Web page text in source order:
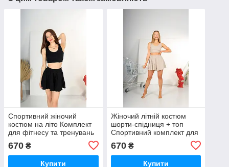
Спортивний жіночий
костюм на літо Комплект
для фітнесу та тренувань
670 ₴
Купити
Жіночий літній костюм
шорти-спідниця + топ
Спортивний комплект для
фітнесу та тренувань Одяг
для йоги
670₴
Купити